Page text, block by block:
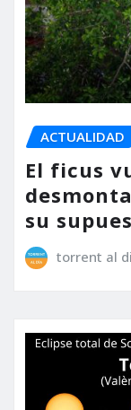
ACTUALIDAD
El ficus
su
torrent al